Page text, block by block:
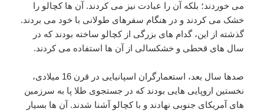
می خوردند؛ بلکه آن را عبادت نیز می کردند. آن ها کچالو را
خشک می کردند و در هنگام سفرهای طولانی با خود می بردند.
گذشته از این، گدام های بزرگی از کچالو ساخته بودند که در
سال های قحطی و خشکسالی از آن ها استفاده می کردند.
صدها سال بعد، استعمارگران اسپانیایی در قرن 16 میلادی،
نخستین اروپایی هایی بودند که در جستجوی طلا پا به سرزمین
های آمریکای جنوبی نهادند و با کچالو آشنا شدند. آن ها بسیار